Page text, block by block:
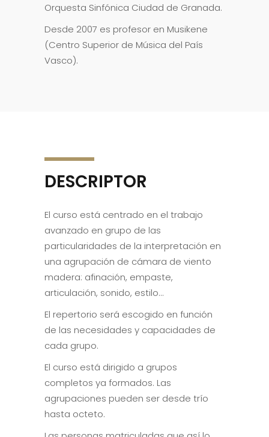
Orquesta Sinfónica Ciudad de Granada.
Desde 2007 es profesor en Musikene
(Centro Superior de Música del País
Vasco).
DESCRIPTOR
El curso está centrado en el trabajo
avanzado en grupo de las
particularidades de la interpretación en
una agrupación de cámara de viento
madera: afinación, empaste,
articulación, sonido, estilo…
El repertorio será escogido en función
de las necesidades y capacidades de
cada grupo.
El curso está dirigido a grupos
completos ya formados. Las
agrupaciones pueden ser desde trío
hasta octeto.